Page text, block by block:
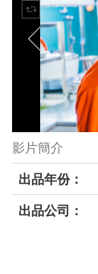
樂獄劇照
影片簡介
出品年份：
出品公司：